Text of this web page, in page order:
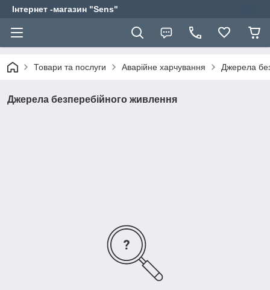
Інтернет -магазин "Sens"
Товари та послуги Аварійне харчування Джерела
Джерела безперебійного живлення